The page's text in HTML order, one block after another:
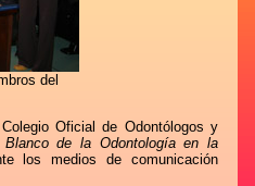
del
Oficial de Odontólogos y
Blanco de la Odontología en la
los medios de comunicación